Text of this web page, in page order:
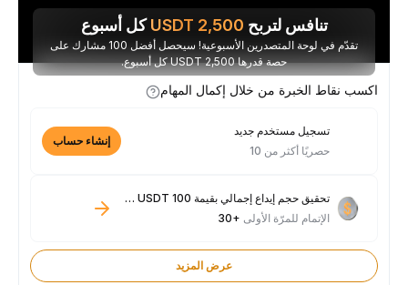
تنافس لتربح 2,500
USDTكل أسبوع
تقدّم في لوحة المتصدرين الأسبوعية! سيحصل أفضل 100 مشارك على
حصة قدرها 2,500 USDT كل أسبوع.
اكسب نقاط الخبرة من خلال إكمال المهام
تسجيل مستخدم جديد
حصريًا أكثر من 10
إنشاء حساب
تحقيق حجم إيداع إجمالي بقيمة 100 USDT فأكثر
الإتمام للمرّة الأولى+30
عرض المزيد